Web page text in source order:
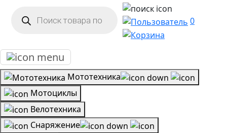
товаров 0
Мототехника
Мотоциклы
Велотехника
Снаряжение